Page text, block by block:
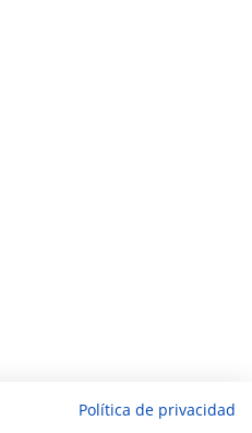
Política de privacidad